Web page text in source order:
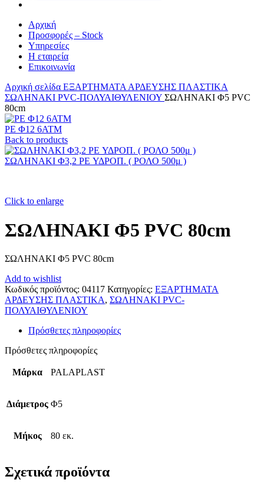
Αρχική
Προσφορές – Stock
Υπηρεσίες
Η εταιρεία
Επικοινωνία
Αρχική σελίδα ΕΞΑΡΤΗΜΑΤΑ ΑΡΔΕΥΣΗΣ ΠΛΑΣΤΙΚΑ
ΣΩΛΗΝΑΚΙ PVC-ΠΟΛΥΑΙΘΥΛΕΝΙΟΥ ΣΩΛΗΝΑΚΙ Φ5 PVC
80cm
PE Φ12 6ΑΤΜ
Back to products
ΣΩΛΗΝΑΚΙ Φ3,2 PE ΥΔΡΟΠ. ( ΡΟΛΟ 500μ )
Click to enlarge
ΣΩΛΗΝΑΚΙ Φ5 PVC 80cm
ΣΩΛΗΝΑΚΙ Φ5 PVC 80cm
Add to wishlist
Κωδικός προϊόντος: 04117 Κατηγορίες: ΕΞΑΡΤΗΜΑΤΑ
ΑΡΔΕΥΣΗΣ ΠΛΑΣΤΙΚΑ, ΣΩΛΗΝΑΚΙ PVC-
ΠΟΛΥΑΙΘΥΛΕΝΙΟΥ
Πρόσθετες πληροφορίες
Πρόσθετες πληροφορίες
Μάρκα PALAPLAST
Διάμετρος Φ5
Μήκος 80 εκ.
Σχετικά προϊόντα